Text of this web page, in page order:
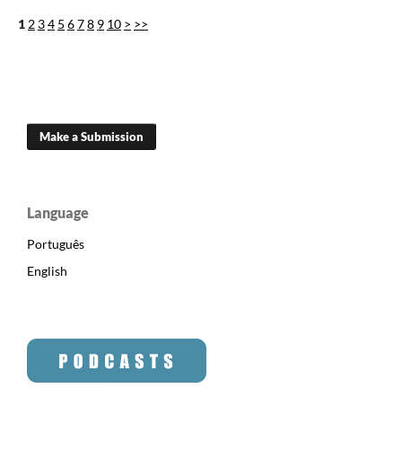
1 2 34 5 678 9 10 > >>
Make a Submission
Language
Português
English